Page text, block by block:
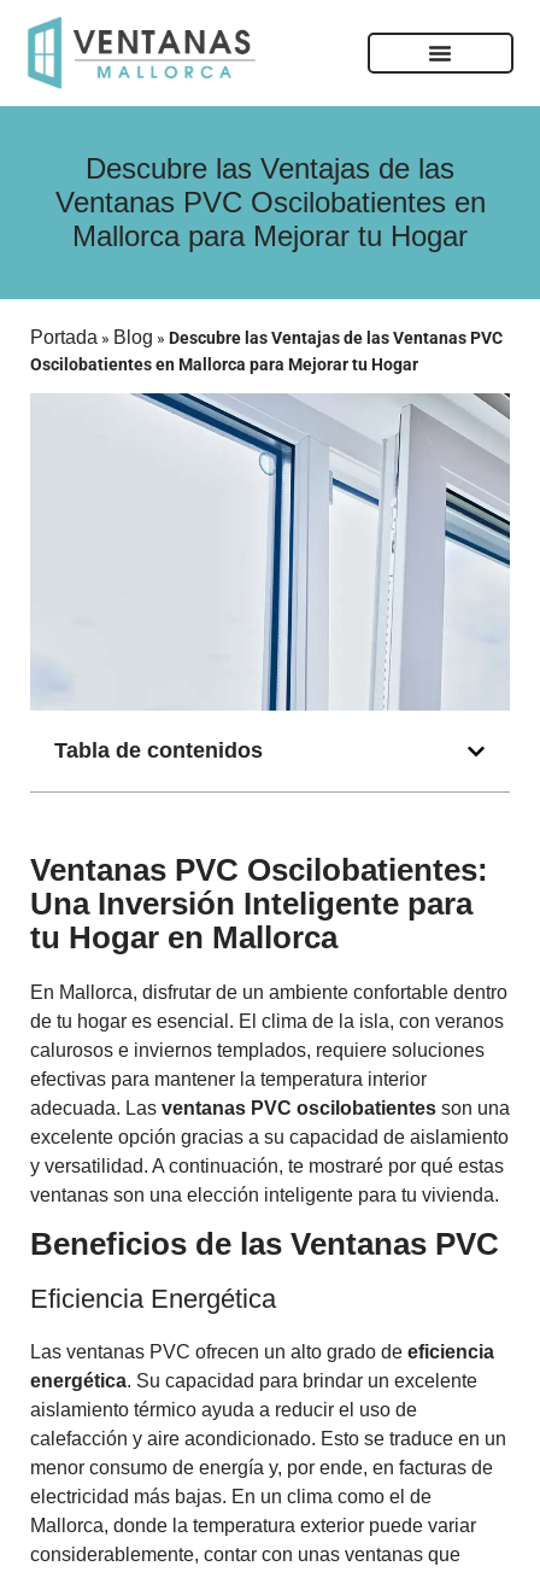
Descubre las Ventajas de las
Ventanas PVC Oscilobatientes en
Mallorca para Mejorar tu Hogar
Portada » Blog » Descubre las Ventajas de las Ventanas PVC
Oscilobatientes en Mallorca para Mejorar tu Hogar
Tabla de contenidos
Ventanas PVC Oscilobatientes:
Una Inversión Inteligente para
tu Hogar en Mallorca
En Mallorca, disfrutar de un ambiente confortable dentro
de tu hogar es esencial. El clima de la isla, con veranos
calurosos e inviernos templados, requiere soluciones
efectivas para mantener la temperatura interior
adecuada. Las ventanas PVC oscilobatientes son una
excelente opción gracias a su capacidad de aislamiento
y versatilidad. A continuación, te mostraré por qué estas
ventanas son una elección inteligente para tu vivienda.
Beneficios de las Ventanas PVC
Eficiencia Energética
Las ventanas PVC ofrecen un alto grado de eficiencia
energética. Su capacidad para brindar un excelente
aislamiento térmico ayuda a reducir el uso de
calefacción y aire acondicionado. Esto se traduce en un
menor consumo de energía y, por ende, en facturas de
electricidad más bajas. En un clima como el de
Mallorca, donde la temperatura exterior puede variar
considerablemente, contar con unas ventanas que